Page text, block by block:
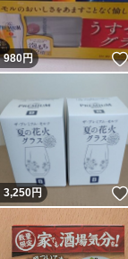
980円
3,250円